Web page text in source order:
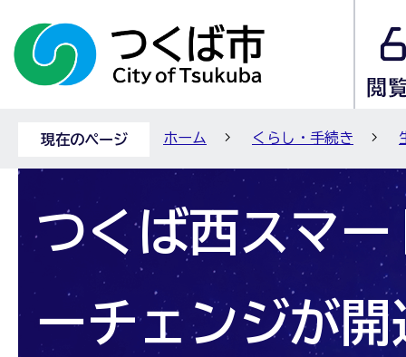
現在のページ ホーム くらし・手続き
つくば西スマー
ーチェンジが